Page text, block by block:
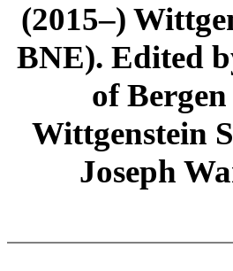
(2015–)
BNE). Edited
of
Wittgenstein
Joseph